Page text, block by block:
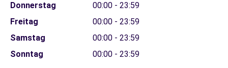
Donnerstag
00:00 - 23:59
Freitag
00:00 - 23:59
Samstag
00:00 - 23:59
Sonntag
00:00 - 23:59